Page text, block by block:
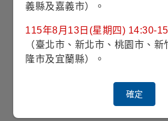
穩定月收益基金-月配息-澳幣避險-
淨值日
2026/08/05
最新淨值
7.26
日漲跌
計價
配息
義縣及嘉義市）。
115年8月13日(星期四) 14:30-
（臺北市、新北市、桃園市、
隆市及宜蘭縣）。
確定